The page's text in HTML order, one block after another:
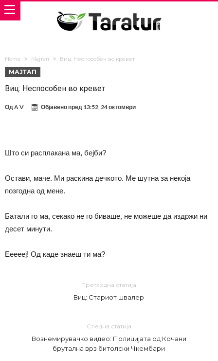
Home Мајтап Виц: Неспособен во кревет
МАЈТАП
Виц: Неспособен во кревет
ОдA V Објавено пред 13:52, 24 октомври
Што си расплакана ма, бејби?
Остави, маче. Ми раскина дечкото. Ме шутна за некоја
позгодна од мене.
Батали го ма, секако не го биваше, не можеше да издржи ни
десет минути.
Еееееј! Од каде знаеш ти ма?
Претходна статија
Виц: Стариот швалер
Следна статија
Вознемирувачко видео: Полицијата од Кочани
брутална врз битолски Чкембари